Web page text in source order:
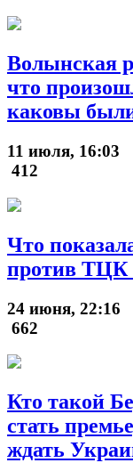
Волынская
что
каковы
11 июля, 16:03
412
Что
против ТЦК
24 июня, 22:16
662
Кто такой
стать
ждать